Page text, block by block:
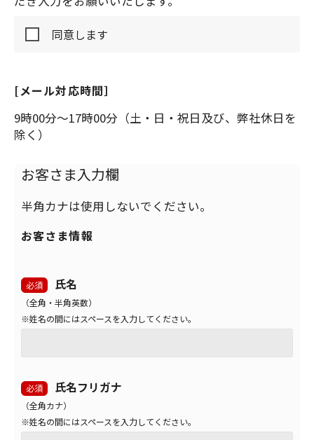
個人情報管理元
相談センター責任者
同意します
[メール対応時間］
9時00分～17時00分（土・日・祝日及び、弊社休日を
除く）
お客さま入力欄
半角カナは使用しないでください。
お客さま情報
必須 氏名
（全角・半角英数）
※姓名の間にはスペースを入力してください。
必須 氏名フリガナ
（全角カナ）
※姓名の間にはスペースを入力してください。